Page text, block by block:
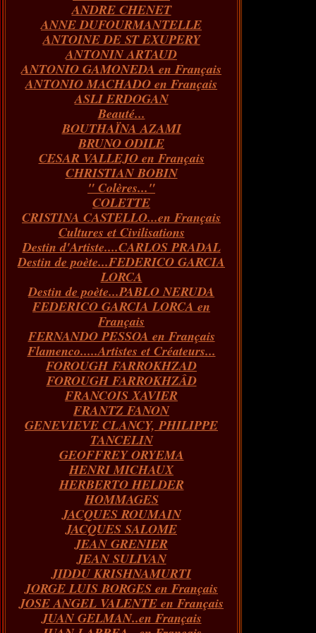
Janvier(60)
Février(68)
Janvier(86)
Mars(65)
Février(70)
Janvier(66)
Avril(76)
Mars(66)
Février(67)
Janvier(73)
Mai(82)
Avril(62)
Mars(66)
Février(55)
Janvier(43)
Juin(84)
Mai(89)
Avril(59)
Mars(73)
Février(54)
Janvier(51)
Juillet(72)
Juin(65)
Mai(97)
Avril(73)
Mars(100)
Février(146)
Janvier(124)
Août(40)
Juillet(31)
Juin(26)
ANDRE CHENET
ANNE DUFOURMANTELLE
ANTOINE DE ST EXUPERY
ANTONIN ARTAUD
ANTONIO GAMONEDA en Français
ANTONIO MACHADO en Français
ASLI ERDOGAN
Beauté...
BOUTHAÏNA AZAMI
BRUNO ODILE
CESAR VALLEJO en Français
CHRISTIAN BOBIN
" Colères..."
COLETTE
CRISTINA CASTELLO...en Français
Cultures et Civilisations
Destin d'Artiste....CARLOS PRADAL
Destin de poète...FEDERICO GARCIA
LORCA
Destin de poète...PABLO NERUDA
FEDERICO GARCIA LORCA en
Français
FERNANDO PESSOA en Français
Flamenco.....Artistes et Créateurs...
FOROUGH FARROKHZAD
FOROUGH FARROKHZÂD
FRANCOIS XAVIER
FRANTZ FANON
GENEVIEVE CLANCY, PHILIPPE
TANCELIN
GEOFFREY ORYEMA
HENRI MICHAUX
HERBERTO HELDER
HOMMAGES
JACQUES ROUMAIN
JACQUES SALOME
JEAN GRENIER
JEAN SULIVAN
JIDDU KRISHNAMURTI
JORGE LUIS BORGES en Français
JOSE ANGEL VALENTE en Français
JUAN GELMAN..en Français